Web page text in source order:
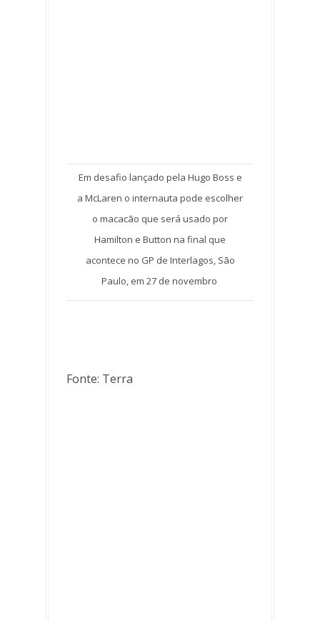
Em desafio lançado pela Hugo Boss e
a McLaren o internauta pode escolher
o macacão que será usado por
Hamilton e Button na final que
acontece no GP de Interlagos, São
Paulo, em 27 de novembro
Fonte: Terra